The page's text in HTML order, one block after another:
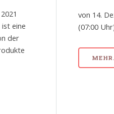
eine
der
von 14.
(07:00